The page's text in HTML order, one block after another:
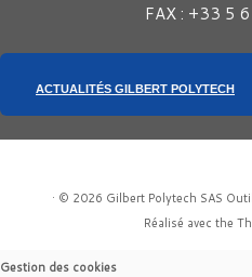
FAX : +33 5
ACTUALITÉS GILBERT POLYTECH
· © 2026 Gilbert Polytech SAS
Réalisé avec the
Gestion des cookies